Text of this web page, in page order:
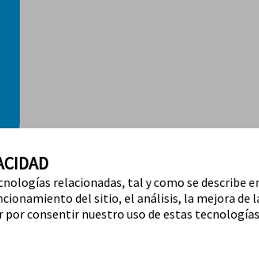
relacionadas, tal y como se describe
del sitio, el análisis, la mejora de
por consentir nuestro uso de estas